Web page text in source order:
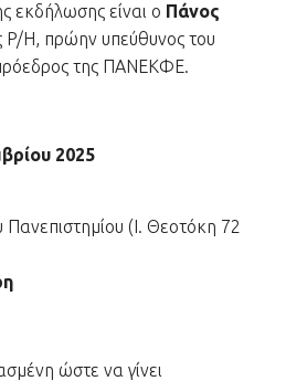
εκδήλωσης είναι ο Πάνος
P/H, πρώην υπεύθυνος του
της ΠΑΝΕΚΦΕ.
2025
Πανεπιστημίου (Ι. Θεοτόκη 72
ώστε να γίνει